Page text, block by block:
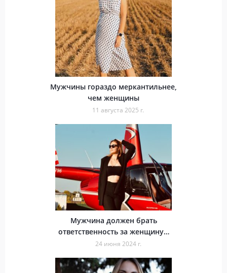
Мужчины гораздо меркантильнее,
чем женщины
11 августа 2025 г.
Мужчина должен брать
ответственность за женщину…
24 июня 2024 г.